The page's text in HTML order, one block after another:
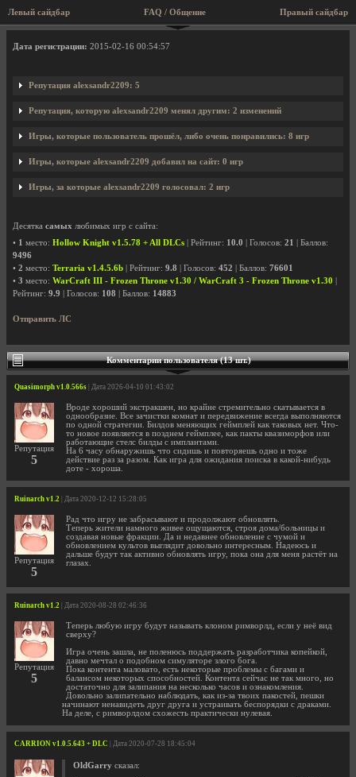
Левый сайдбар Правый сайдбар
FAQ / Общение
Профиль пользователя alexsandr2209
Дата регистрации: 2015-02-16 00:54:57
Репутация alexsandr2209: 5
Репутация, которую alexsandr2209 менял другим: 2 изменений
Игры, которые пользователь прошёл, либо очень понравились: 8 игр
Игры, которые alexsandr2209 добавил на сайт: 0 игр
Игры, за которые alexsandr2209 голосовал: 2 игр
Десятка самых любимых игр с сайта:
• 1 место: Hollow Knight v1.5.78 + All DLCs | Рейтинг: 10.0 | Голосов: 21
| Баллов:
9496
• 2 место: Terraria v1.4.5.6b | Рейтинг: 9.8 | Голосов: 452 | Баллов: 76601
• 3 место: WarCraft III - Frozen Throne v1.30 / WarCraft 3 - Frozen Throne v1.30
Рейтинг: 9.9 | Голосов: 108 | Баллов: 14883
Отправить ЛС
Комментарии пользователя (13 шт.)
Quasimorph v1.0.566s | Дата 2026-04-10 01:43:02
Репутация
5
Вроде хороший экстракшен, но крайне стремительно скатывается в
однообразие. Все зачистки комнат и передвижение всегда выполняются
по одной стратегии. Билдов меняющих геймплей как таковых нет. Что-
то новое появляется в позднем геймплее, как пакты квазиморфов или
работающие стелс билды с имплантами.
На 6 часу обнаружишь что сидишь и повторяешь одно и тоже
действие раз за разом. Как игра для ожидания поиска в какой-нибудь
доте - хороша.
Ruinarch v1.2 | Дата 2020-12-12 15:28:05
Репутация
5
Рад что игру не забрасывают и продолжают обновлять.
Теперь жители намного живее ощущаются, строя дома/больницы и
создавая новые фракции. Да и недавнее обновление с чумой и
обновлением культов выглядит довольно интересным. Надеюсь и
дальше будут так активно обновлять игру, пока она для меня растёт на
глазах.
Ruinarch v1.2 | Дата 2020-08-28 02:46:36
Репутация
5
Теперь любую игру будут называть клоном римворлд, если у неё вид
сверху?
Игра очень зашла, не поленюсь поддержать разработчика копейкой,
давно мечтал о подобном симуляторе злого бога.
Пока контента маловато, есть некоторые проблемы с багами и
балансом некоторых способностей. Контента сейчас не так много, но
достаточно для залипания на несколько часов и ознакомления.
Довольно залипательно наблюдать, как из-за твоих пакостей, пешки
начинают ненавидеть друг друга и устраивать беспорядки с драками.
На деле, с римворлдом схожесть практически нулевая.
CARRION v1.0.5.643 + DLC | Дата 2020-07-28 18:45:04
OldGarry сказал: